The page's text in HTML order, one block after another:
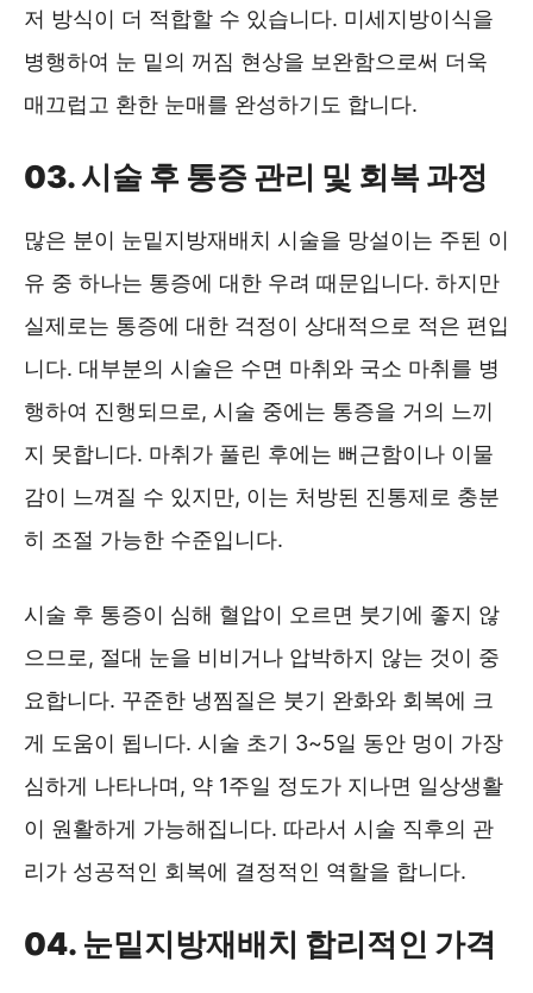
저 방식이 더 적합할 수 있습니다. 미세지방이식을
병행하여 눈 밑의 꺼짐 현상을 보완함으로써 더욱
매끄럽고 환한 눈매를 완성하기도 합니다.
03. 시술 후 통증 관리 및 회복 과정
많은 분이 눈밑지방재배치 시술을 망설이는 주된 이
유 중 하나는 통증에 대한 우려 때문입니다. 하지만
실제로는 통증에 대한 걱정이 상대적으로 적은 편입
니다. 대부분의 시술은 수면 마취와 국소 마취를 병
행하여 진행되므로, 시술 중에는 통증을 거의 느끼
지 못합니다. 마취가 풀린 후에는 뻐근함이나 이물
감이 느껴질 수 있지만, 이는 처방된 진통제로 충분
히 조절 가능한 수준입니다.
시술 후 통증이 심해 혈압이 오르면 붓기에 좋지 않
으므로, 절대 눈을 비비거나 압박하지 않는 것이 중
요합니다. 꾸준한 냉찜질은 붓기 완화와 회복에 크
게 도움이 됩니다. 시술 초기 3~5일 동안 멍이 가장
심하게 나타나며, 약 1주일 정도가 지나면 일상생활
이 원활하게 가능해집니다. 따라서 시술 직후의 관
리가 성공적인 회복에 결정적인 역할을 합니다.
04. 눈밑지방재배치 합리적인 가격